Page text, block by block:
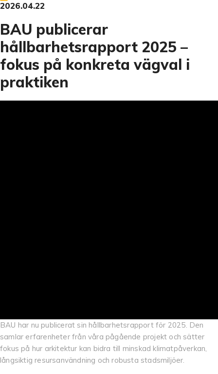
Dela
2026.04.22
BAU publicerar
hållbarhetsrapport 2025 –
fokus på konkreta vägval i
praktiken
BAU har nu publicerat sin hållbarhetsrapport för 2025. Den
samlar erfarenheter från våra pågående projekt och sätter
fokus på hur arkitektur kan bidra till minskad klimatpåverkan,
långsiktig resursanvändning och robusta stadsmiljöer.